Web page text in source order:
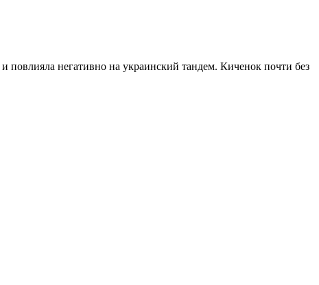
повлияла негативно на украинский тандем. Киченок почти без